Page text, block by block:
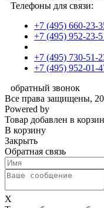
Телефоны для связи:
+7 (495) 660-23-
+7 (495) 952-23-
+7 (495) 730-51-
+7 (495) 952-01-
обратный звонок
Все права защищены,
Powered by
Товар добавлен в
В корзину
Закрыть
Обратная связь
X